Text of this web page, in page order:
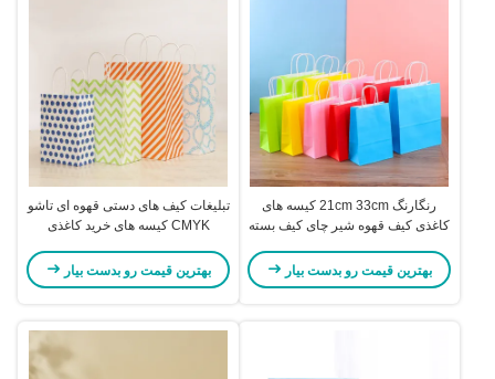
رنگارنگ 21cm 33cm کیسه های
کاغذی کیف قهوه شیر چای کیف بسته
بهترین قیمت رو بدست بیار
تبلیغات کیف های دستی قهوه ای تاشو
CMYK کیسه های خرید کاغذی
بهترین قیمت رو بدست بیار